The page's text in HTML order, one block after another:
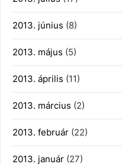
2013. június (8)
2013. május (5)
2013. április (11)
2013. március (2)
2013. február (22)
2013. január (27)